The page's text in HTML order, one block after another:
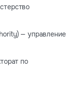
— управление
по